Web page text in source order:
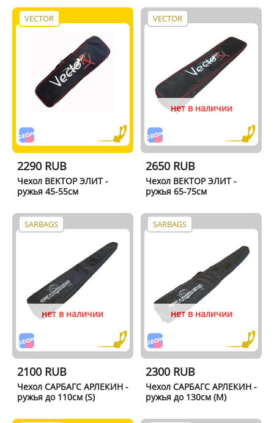
VECTOR
2290 RUB
Чехол BEKTОР ЭЛИТ -
ружья 45-55см
VECTOR
нет в наличии
2650 RUB
Чехол BEKTОР ЭЛИТ -
ружья 65-75см
SARBAGS
нет в наличии
2100 RUB
Чехол САРБАГС АРЛЕКИН -
ружья до 110см (S)
SARBAGS
нет в наличии
2300 RUB
Чехол САРБАГС АРЛЕКИН -
ружья до 130см (M)